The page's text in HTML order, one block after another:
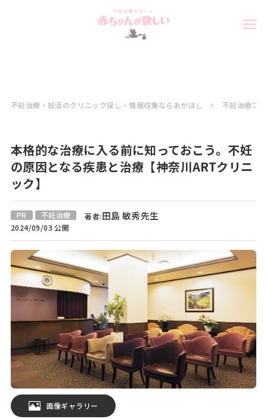
不妊治療・妊活のクリニック探し・情報収集ならあかほし 不妊治療コ
本格的な治療に入る前に知っておこう。不妊
の原因となる疾患と治療【神奈川ARTクリニ
ック】
PR 不妊治療 著者:田島 敏秀先生
2024/09/03 公開
画像ギャラリー